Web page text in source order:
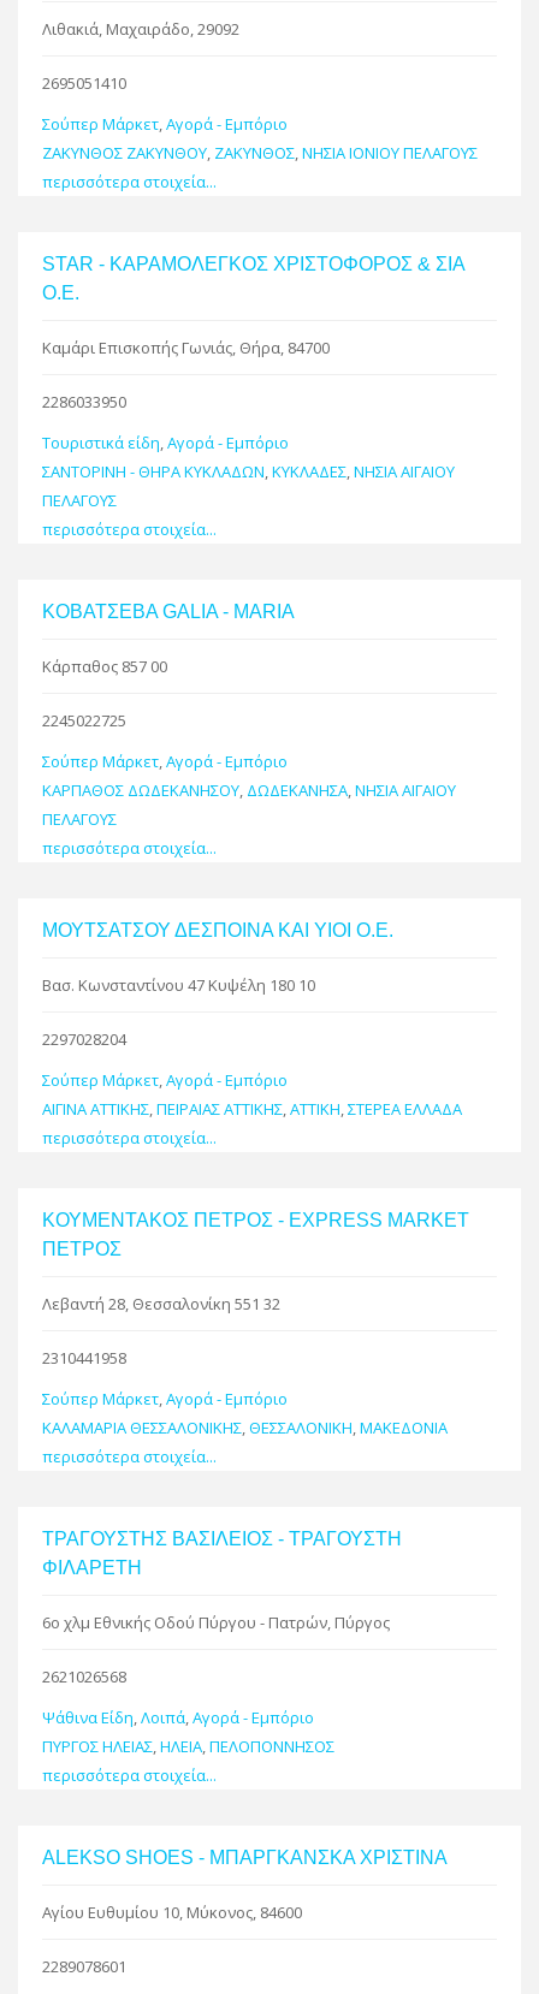
Λιθακιά, Μαχαιράδο, 29092
2695051410
Σούπερ Μάρκετ,Αγορά - Εμπόριο
ΖΑΚΥΝΘΟΣ ΖΑΚΥΝΘΟΥ, ΖΑΚΥΝΘΟΣ,ΝΗΣΙΑ ΙΟΝΙΟΥ ΠΕΛΑΓΟΥΣ
περισσότερα στοιχεία...
STAR - ΚΑΡΑΜΟΛΕΓΚΟΣ ΧΡΙΣΤΟΦΟΡΟΣ & ΣΙΑ
Ο.Ε.
Καμάρι Επισκοπής Γωνιάς, Θήρα, 84700
2286033950
Τουριστικά είδη,Αγορά - Εμπόριο
ΣΑΝΤΟΡΙΝΗ - ΘΗΡΑ ΚΥΚΛΑΔΩΝ,ΚΥΚΛΑΔΕΣ,ΝΗΣΙΑ ΑΙΓΑΙΟΥ
ΠΕΛΑΓΟΥΣ
περισσότερα στοιχεία...
ΚΟΒΑΤΣΕΒΑ GALIA - MARIA
Κάρπαθος 857 00
2245022725
Σούπερ Μάρκετ,Αγορά - Εμπόριο
ΚΑΡΠΑΘΟΣ ΔΩΔΕΚΑΝΗΣΟΥ, ΔΩΔΕΚΑΝΗΣΑ,ΝΗΣΙΑ ΑΙΓΑΙΟΥ
ΠΕΛΑΓΟΥΣ
περισσότερα στοιχεία...
ΜΟΥΤΣΑΤΣΟΥ ΔΕΣΠΟΙΝΑ ΚΑΙ ΥΙΟΙ Ο.Ε.
Βασ. Κωνσταντίνου 47 Κυψέλη 180 10
2297028204
Σούπερ Μάρκετ,Αγορά - Εμπόριο
ΑΙΓΙΝΑ ΑΤΤΙΚΗΣ,ΠΕΙΡΑΙΑΣ ΑΤΤΙΚΗΣ,ΑΤΤΙΚΗ,ΣΤΕΡΕΑ ΕΛΛΑΔΑ
περισσότερα στοιχεία...
ΚΟΥΜΕΝΤΑΚΟΣ ΠΕΤΡΟΣ - EXPRESS MARKET
ΠΕΤΡΟΣ
Λεβαντή 28, Θεσσαλονίκη 551 32
2310441958
Σούπερ Μάρκετ,Αγορά - Εμπόριο
ΚΑΛΑΜΑΡΙΑ ΘΕΣΣΑΛΟΝΙΚΗΣ,ΘΕΣΣΑΛΟΝΙΚΗ,ΜΑΚΕΔΟΝΙΑ
περισσότερα στοιχεία...
ΤΡΑΓΟΥΣΤΗΣ ΒΑΣΙΛΕΙΟΣ - ΤΡΑΓΟΥΣΤΗ
ΦΙΛΑΡΕΤΗ
6ο χλμ Εθνικής Οδού Πύργου - Πατρών, Πύργος
2621026568
Ψάθινα Είδη,Λοιπά,Αγορά - Εμπόριο
ΠΥΡΓΟΣ ΗΛΕΙΑΣ,ΗΛΕΙΑ,ΠΕΛΟΠΟΝΝΗΣΟΣ
περισσότερα στοιχεία...
ALEKSO SHOES - ΜΠΑΡΓΚΑΝΣΚΑ ΧΡΙΣΤΙΝΑ
Αγίου Ευθυμίου 10, Μύκονος, 84600
2289078601